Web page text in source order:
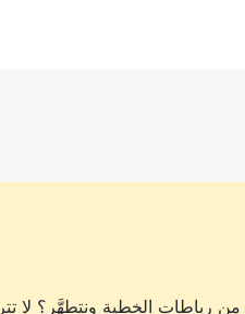
رباطات الخطية ونتطهَّر؟ لا